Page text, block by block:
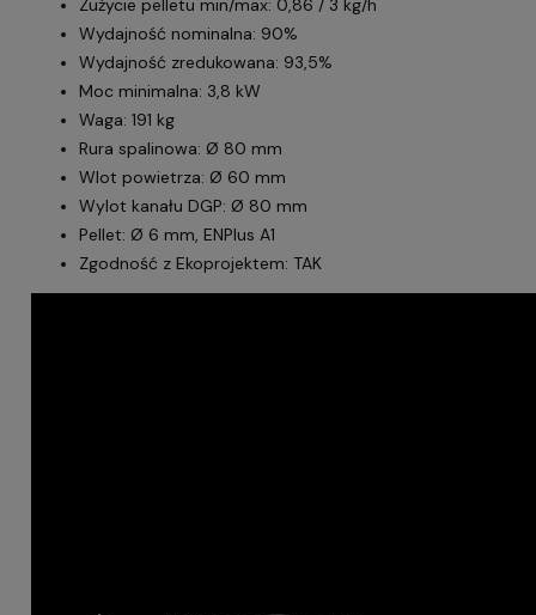
Zużycie pelletu min/max: 0,86 / 3 kg/h
Wydajność nominalna: 90%
Wydajność zredukowana: 93,5%
Moc minimalna: 3,8 kW
Waga: 191 kg
Rura spalinowa: Ø 80 mm
Wlot powietrza: Ø 60 mm
Wylot kanału DGP: Ø 80 mm
Pellet: Ø 6 mm, ENPlus A1
Zgodność z Ekoprojektem: TAK